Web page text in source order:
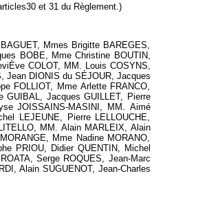
et 31 du Règlement.)
Mmes Brigitte BAREGES,
BOBE, Mme Christine BOUTIN,
COLOT, MM. Louis COSYNS,
Jean DIONIS du SÉJOUR, Jacques
FOLLIOT, Mme Arlette FRANCO,
GUIBAL, Jacques GUILLET, Pierre
JOISSAINS-MASINI, MM. Aimé
LEJEUNE, Pierre LELLOUCHE,
MM. Alain MARLEIX, Alain
Mme Nadine MORANO,
PRIOU, Didier QUENTIN, Michel
Serge ROQUES, Jean-Marc
Alain SUGUENOT, Jean-Charles